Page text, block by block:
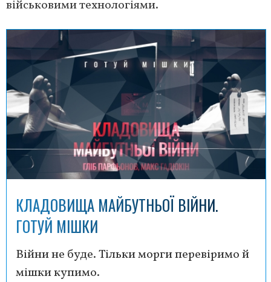
військовими технологіями.
КЛАДОВИЩА МАЙБУТНЬОЇ ВІЙНИ.
ГОТУЙ МІШКИ
Війни не буде. Тільки морги перевіримо й
мішки купимо.